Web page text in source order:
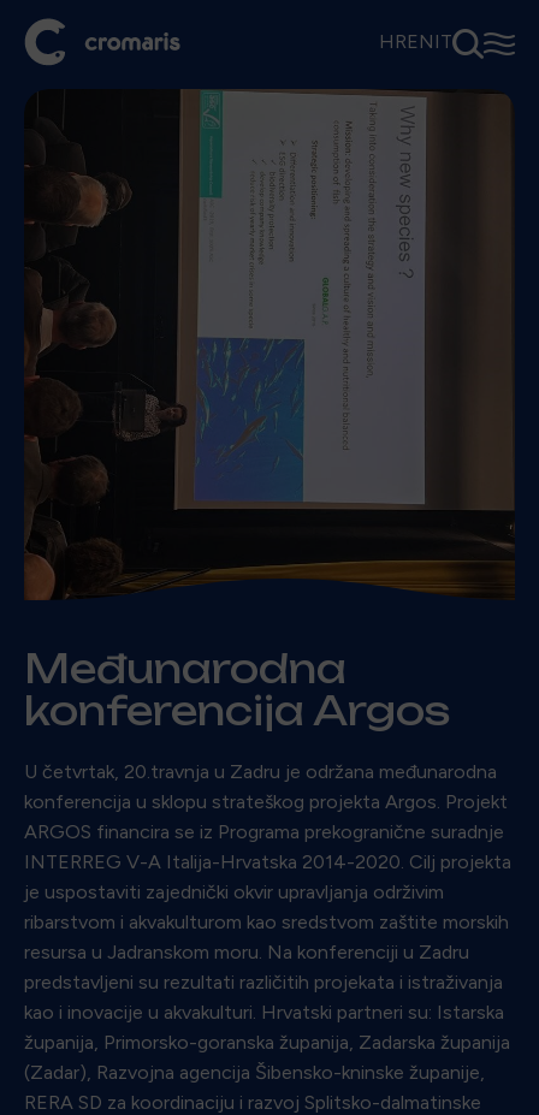
HREN IT⚲☰
Međunarodna
konferencija Argos
U četvrtak, 20.travnja u Zadru je održana međunarodna
konferencija u sklopu strateškog projekta Argos. Projekt
ARGOS financira se iz Programa prekogranične suradnje
INTERREG V-A Italija-Hrvatska 2014-2020. Cilj projekta
je uspostaviti zajednički okvir upravljanja održivim
ribarstvom i akvakulturom kao sredstvom zaštite morskih
resursa u Jadranskom moru. Na konferenciji u Zadru
predstavljeni su rezultati različitih projekata i istraživanja
kao i inovacije u akvakulturi. Hrvatski partneri su: Istarska
županija, Primorsko-goranska županija, Zadarska županija
(Zadar), Razvojna agencija Šibensko-kninske županije,
RERA SD za koordinaciju i razvoj Splitsko-dalmatinske